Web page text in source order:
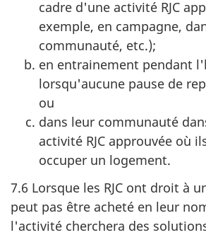
cadre d'une activité RJC
exemple, en campagne,
communauté, etc.);
en entrainement pendant
lorsqu'aucune pause de
ou
dans leur communauté
activité RJC approuvée où
occuper un logement.
7.6 Lorsque les RJC ont droit à
peut pas être acheté en leur
l'activité cherchera des